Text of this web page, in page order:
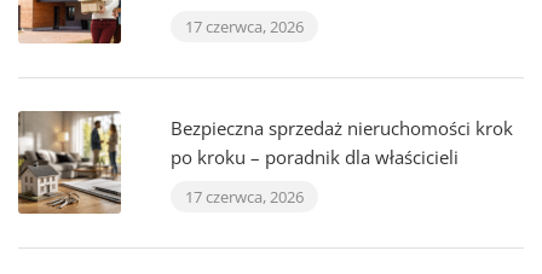
17 czerwca, 2026
Bezpieczna sprzedaż nieruchomości krok
po kroku – poradnik dla właścicieli
17 czerwca, 2026